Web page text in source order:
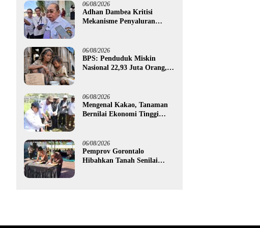
06/08/2026
Adhan Dambea Kritisi
Mekanisme Penyaluran
06/08/2026
BPS: Penduduk Miskin
Nasional 22,93 Juta Orang,
06/08/2026
Mengenal Kakao, Tanaman
Bernilai Ekonomi Tinggi
Petani Boalemo
06/08/2026
Pemprov Gorontalo
Hibahkan Tanah Senilai